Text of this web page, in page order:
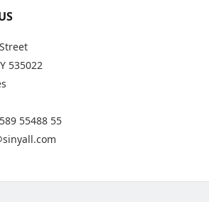
535022
55488 55